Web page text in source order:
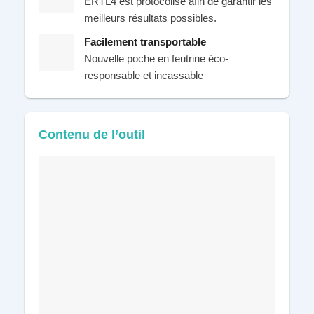
meilleurs résultats possibles.
Facilement transportable
Nouvelle poche en feutrine éco-
responsable et incassable
Contenu de l’outil